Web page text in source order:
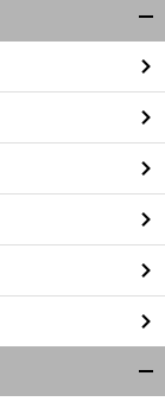
閉
る